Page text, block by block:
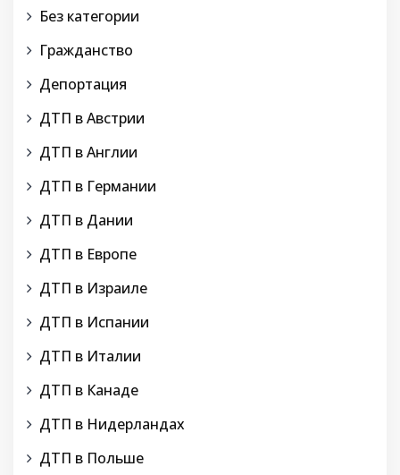
Без категории
Гражданство
Депортация
ДТП в Австрии
ДТП в Англии
ДТП в Германии
ДТП в Дании
ДТП в Европе
ДТП в Израиле
ДТП в Испании
ДТП в Италии
ДТП в Канаде
ДТП в Нидерландах
ДТП в Польше